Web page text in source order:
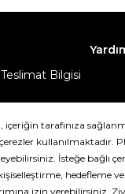
Teslimat Bilgisi